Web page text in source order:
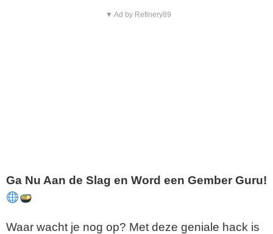
▼ Ad by Refinery89
Ga Nu Aan de Slag en Word een Gember Guru!
Waar wacht je nog op? Met deze geniale hack is